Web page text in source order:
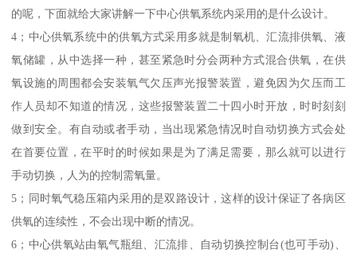
的呢，下面就给大家讲解一下中心供氧系统内采用的是什么设计。
4；中心供氧系统中的供氧方式采用多就是制氧机、汇流排供氧、液
氧储罐，从中选择一种，甚至紧急时分会两种方式混合供氧，在供
氧设施的周围都会安装氧气欠压声光报警装置，避免因为欠压而工
作人员却不知道的情况，这些报警装置二十四小时开放，时时刻刻
做到安全。有自动或者手动，当出现紧急情况时自动切换方式会处
在首要位置，在平时的时候如果是为了满足需要，那么就可以进行
手动切换，人为的控制需氧量。
5；同时氧气稳压箱内采用的是双路设计，这样的设计保证了各病区
供氧的连续性，不会出现中断的情况。
6；中心供氧站由氧气瓶组、汇流排、自动切换控制台(也可手动)、